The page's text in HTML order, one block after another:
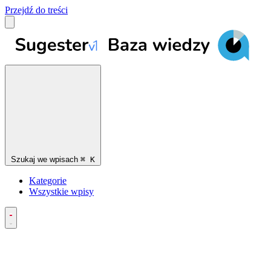
Przejdź do treści
Szukaj we wpisach ⌘ K
Kategorie
Wszystkie wpisy